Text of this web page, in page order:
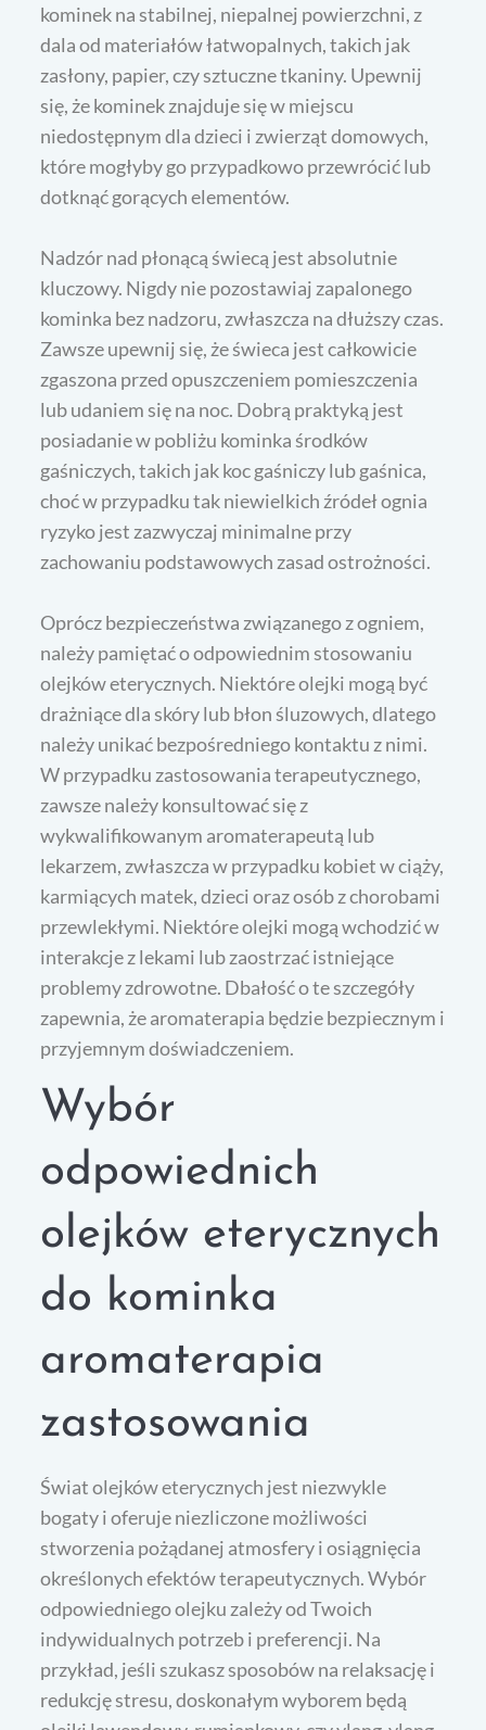
kominek na stabilnej, niepalnej powierzchni, z
dala od materiałów łatwopalnych, takich jak
zasłony, papier, czy sztuczne tkaniny. Upewnij
się, że kominek znajduje się w miejscu
niedostępnym dla dzieci i zwierząt domowych,
które mogłyby go przypadkowo przewrócić lub
dotknąć gorących elementów.
Nadzór nad płonącą świecą jest absolutnie
kluczowy. Nigdy nie pozostawiaj zapalonego
kominka bez nadzoru, zwłaszcza na dłuższy czas.
Zawsze upewnij się, że świeca jest całkowicie
zgaszona przed opuszczeniem pomieszczenia
lub udaniem się na noc. Dobrą praktyką jest
posiadanie w pobliżu kominka środków
gaśniczych, takich jak koc gaśniczy lub gaśnica,
choć w przypadku tak niewielkich źródeł ognia
ryzyko jest zazwyczaj minimalne przy
zachowaniu podstawowych zasad ostrożności.
Oprócz bezpieczeństwa związanego z ogniem,
należy pamiętać o odpowiednim stosowaniu
olejków eterycznych. Niektóre olejki mogą być
drażniące dla skóry lub błon śluzowych, dlatego
należy unikać bezpośredniego kontaktu z nimi.
W przypadku zastosowania terapeutycznego,
zawsze należy konsultować się z
wykwalifikowanym aromaterapeutą lub
lekarzem, zwłaszcza w przypadku kobiet w ciąży,
karmiących matek, dzieci oraz osób z chorobami
przewlekłymi. Niektóre olejki mogą wchodzić w
interakcje z lekami lub zaostrzać istniejące
problemy zdrowotne. Dbałość o te szczegóły
zapewnia, że aromaterapia będzie bezpiecznym i
przyjemnym doświadczeniem.
Wybór
odpowiednich
olejków eterycznych
do kominka
aromaterapia
zastosowania
Świat olejków eterycznych jest niezwykle
bogaty i oferuje niezliczone możliwości
stworzenia pożądanej atmosfery i osiągnięcia
określonych efektów terapeutycznych. Wybór
odpowiedniego olejku zależy od Twoich
indywidualnych potrzeb i preferencji. Na
przykład, jeśli szukasz sposobów na relaksację i
redukcję stresu, doskonałym wyborem będą